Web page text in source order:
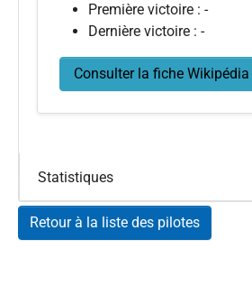
Première victoire : -
Dernière victoire : -
Consulter la fiche
Statistiques
Retour à la liste des pilotes